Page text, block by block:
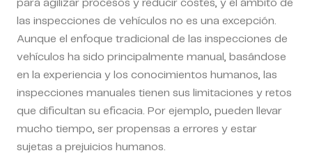
para agilizar procesos y reducir costes, y el ámbito de
las inspecciones de vehículos no es una excepción.
Aunque el enfoque tradicional de las inspecciones de
vehículos ha sido principalmente manual, basándose
en la experiencia y los conocimientos humanos, las
inspecciones manuales tienen sus limitaciones y retos
que dificultan su eficacia. Por ejemplo, pueden llevar
mucho tiempo, ser propensas a errores y estar
sujetas a prejuicios humanos.